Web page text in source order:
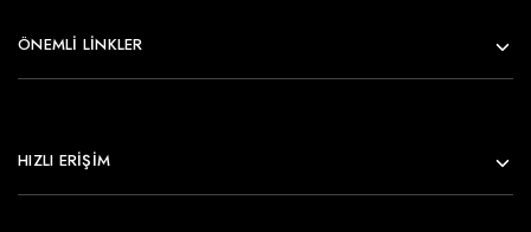
ÖNEMLI LINKLER
HIZLI ERİŞİM